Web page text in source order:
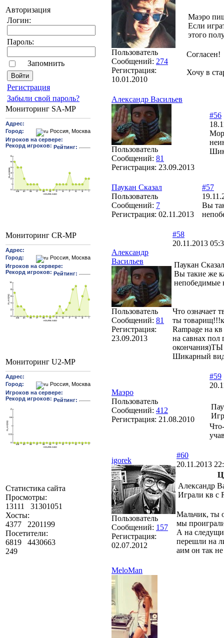
Авторизация
Логин:
Пароль:
Запомнить
Pегиcтрaция
Забыли свой пароль?
Мониторинг SA-MP
Мониторинг CR-MP
Мониторинг U2-MP
Статистика сайта
Просмотры:
13111
31301051
Хосты:
4377
2201199
Посетители:
6819
4430663
249
Пользователь
Сообщений: 274
Регистрация:
10.01.2010
Маэро
Если
этого
Согласен!
Хочу в
Александр Васильев
Пользователь
Сообщений: 81
Регистрация: 23.09.2013
#56
Паукан Сказал
Пользователь
Сообщений: 7
Регистрация: 02.11.2013
#57
Вы
Александр
Васильев
Пользователь
Сообщений: 81
Регистрация:
23.09.2013
#58
20.11.2013
Паукан
Вы такие же
непобедимые
Что означает
ты
Rampage на
на савнах пол
Шикарный
Маэро
Пользователь
Сообщений: 412
Регистрация: 21.08.2010
#59
igorek
Пользователь
Сообщений: 157
Регистрация:
02.07.2012
#60
20.11.2013
Александр
Играли кв с
Мальчик, ты
мы
А на
перешли на
аим он так
MeloMan